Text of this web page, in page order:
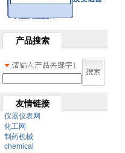
双金属温度计
产品搜索
友情链接
仪器仪表网
化工网
制药机械
chemical